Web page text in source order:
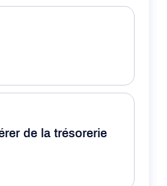
de la trésorerie